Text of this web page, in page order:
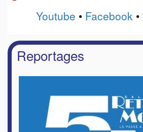
Youtube • Facebook •
Reportages